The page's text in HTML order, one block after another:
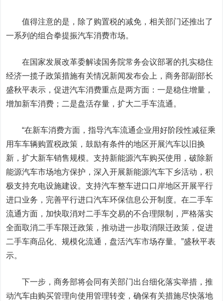
值得注意的是，除了购置税的减免，相关部门还推出了
一系列的组合拳提振汽车消费市场。
在国家发展改革委解读国务院常务会议部署的扎实稳住
经济一揽子政策措施有关情况新闻发布会上，商务部副部长
盛秋平表示，促进汽车消费重点是两方面：一是稳住增量，
增加新车消费；二是盘活存量，扩大二手车流通。
“在新车消费方面，指导汽车流通企业用好阶段性减征乘
用车车辆购置税政策，鼓励有条件的地区开展汽车以旧换
新，扩大新车销售规模。支持新能源汽车购买使用，破除新
能源汽车市场地方保护，深入开展新能源汽车下乡活动，积
极支持充电设施建设。支持汽车整车进口口岸地区开展平行
进口业务，完善平行进口汽车环保信息公开制度。在二手车
流通方面，加快取消对二手车交易的不合理限制，严格落实
全面取消二手车限迁政策，推动进一步取消限迁政策，促进
二手车商品化、规模化流通，盘活汽车市场存量。”盛秋平表
示。
下一步，商务部将会同有关部门出台细化落实举措，推
动汽车由购买管理向使用管理转变，确保有关措施尽快落地